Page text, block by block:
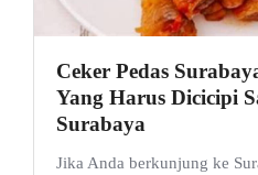
Ceker Pedas
Yang Harus Dicicipi
Surabaya
Jika Anda berkunjung ke